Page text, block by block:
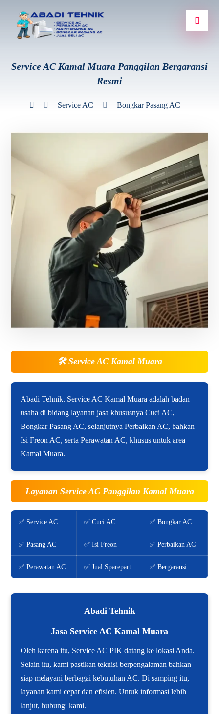
Service AC Kamal Muara Panggilan Bergaransi
Resmi
Service AC Bongkar Pasang AC
🛠️Service AC Kamal Muara
Abadi Tehnik. Service AC Kamal Muara adalah badan
usaha di bidang layanan jasa khususnya Cuci AC,
Bongkar Pasang AC, selanjutnya Perbaikan AC, bahkan
Isi Freon AC, serta Perawatan AC, khusus untuk area
Kamal Muara.
Layanan Service AC Panggilan Kamal Muara
✅ Service AC ✅ Cuci AC ✅ Bongkar AC
✅ Pasang AC ✅ Isi Freon ✅ Perbaikan AC
✅ Perawatan AC ✅ Jual Sparepart ✅ Bergaransi
Abadi Tehnik
Jasa Service AC Kamal Muara
Oleh karena itu, Service AC PIK datang ke lokasi Anda.
Selain itu, kami pastikan teknisi berpengalaman bahkan
siap melayani berbagai kebutuhan AC. Di samping itu,
layanan kami cepat dan efisien. Untuk informasi lebih
lanjut, hubungi kami.